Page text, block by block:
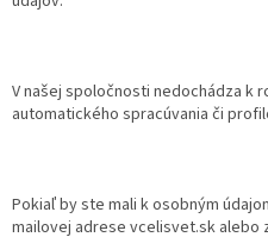
V našej spoločnosti nedochádza k
automatického spracúvania či
Pokiaľ by ste mali k osobným
mailovej adrese vcelisvet.sk alebo